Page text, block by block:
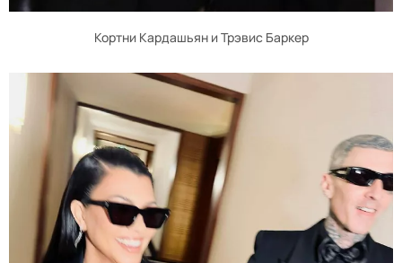
Кортни Кардашьян и Трэвис Баркер